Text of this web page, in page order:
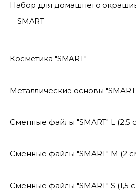
Набор для домашнего
SMART
Косметика "SMART"
Металлические основы
Сменные файлы "SMART" L (2,5
Сменные файлы "SMART" M (2
Сменные файлы "SMART" S (1,5